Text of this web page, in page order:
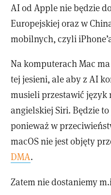
AI od Apple nie będzie
Europejskiej oraz w
mobilnych, czyli
Na komputerach Mac
tej jesieni, ale aby z AI
musieli przestawić język
angielskiej Siri. Będzie
ponieważ w
macOS nie jest objęty
DMA.
Zatem nie dostaniemy